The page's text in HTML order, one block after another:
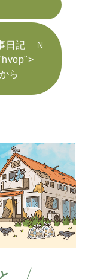
日記 Ｎ
ら